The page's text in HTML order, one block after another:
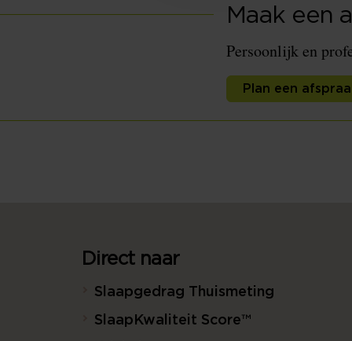
Maak een
Persoonlijk en
Plan een
Direct naar
Slaapgedrag Thuismeting
SlaapKwaliteit Score™